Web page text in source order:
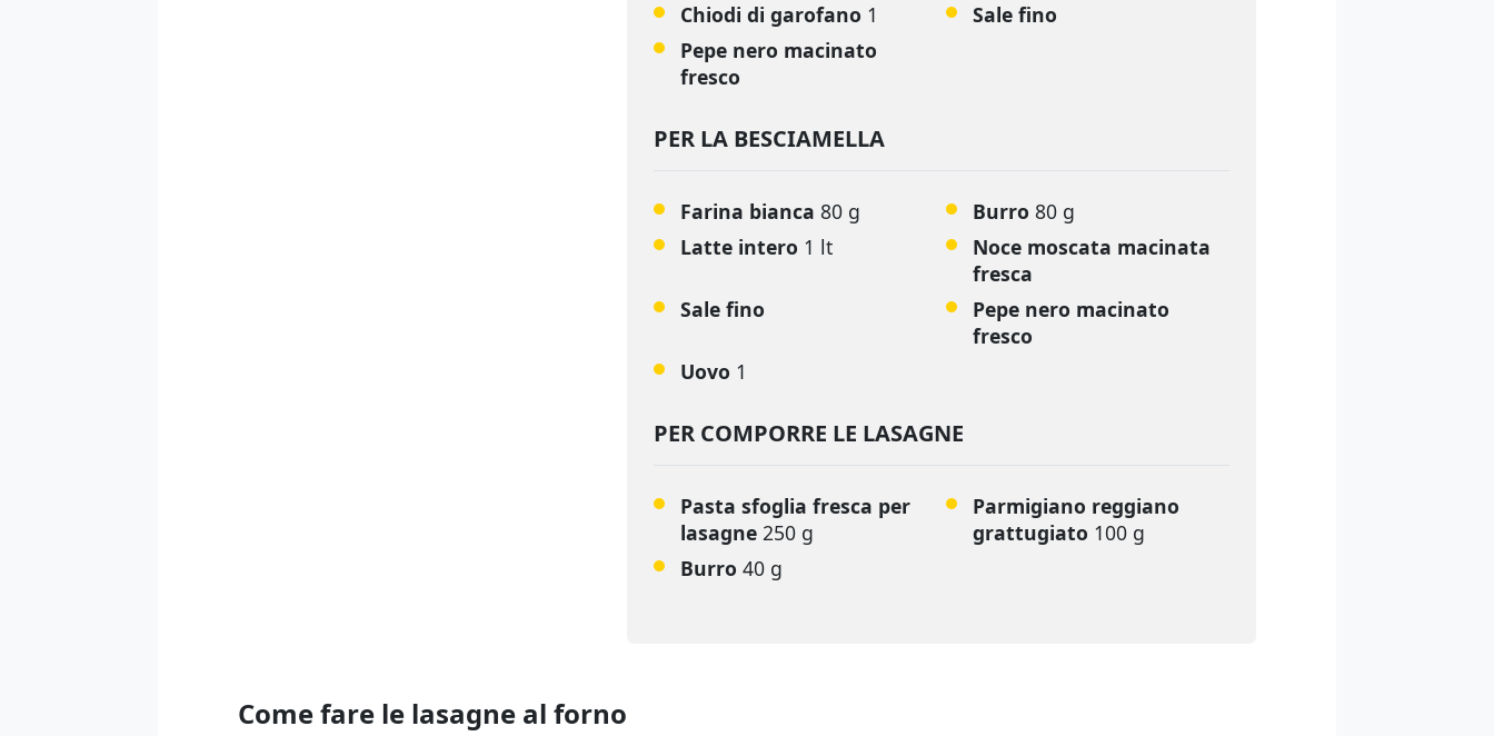
Chiodi di garofano 1
Sale fino
Pepe nero macinato
fresco
PER LA BESCIAMELLA
Farina bianca 80 g Burro 80 g
Latte intero 1 lt
Noce moscata macinata
fresca
Sale fino
Pepe nero macinato
fresco
Uovo 1
PER COMPORRE LE LASAGNE
Pasta sfoglia fresca per
lasagne 250 g
Parmigiano reggiano
grattugiato 100 g
Burro 40 g
Come fare le lasagne al forno